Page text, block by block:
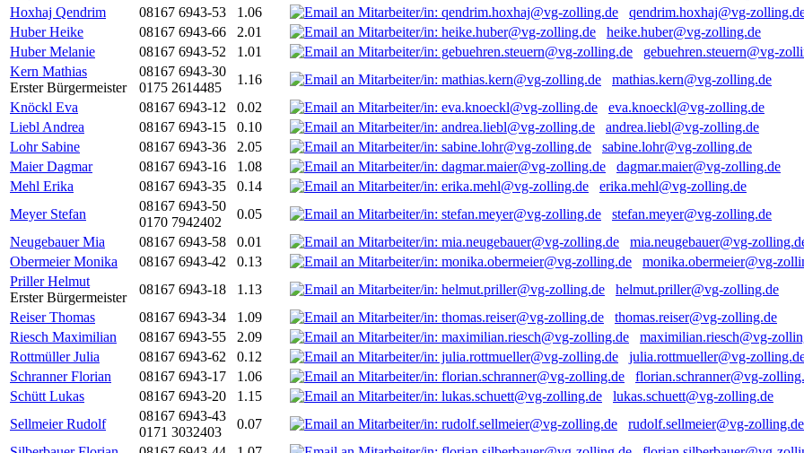
Hoxhaj Qendrim
08167 6943-53 1.06
qendrim.hoxhaj@vg-
Huber Heike
08167 6943-66 2.01
heike.huber@vg-zolling.de
Huber Melanie
08167 6943-52 1.01
gebuehren.steuern@vg-
Kern Mathias
Erster Bürgermeister
08167 6943-30
0175 2614485
1.16
mathias.kern@vg-zolling.de
Knöckl Eva
08167 6943-12 0.02
eva.knoeckl@vg-zolling.de
Liebl Andrea
08167 6943-15 0.10
andrea.liebl@vg-zolling.de
Lohr Sabine
08167 6943-36 2.05
sabine.lohr@vg-zolling.de
Maier Dagmar
08167 6943-16 1.08
dagmar.maier@vg-zolling.de
Mehl Erika
08167 6943-35 0.14
erika.mehl@vg-zolling.de
Meyer Stefan
08167 6943-50
0170 7942402
0.05
stefan.meyer@vg-zolling.de
Neugebauer Mia
08167 6943-58 0.01
mia.neugebauer@vg-
Obermeier Monika
08167 6943-42 0.13
monika.obermeier@vg-
Priller Helmut
Erster Bürgermeister
08167 6943-18 1.13
helmut.priller@vg-zolling.de
Reiser Thomas
08167 6943-34 1.09
thomas.reiser@vg-zolling.de
Riesch Maximilian
08167 6943-55 2.09
maximilian.riesch@vg-
Rottmüller Julia
08167 6943-62 0.12
julia.rottmueller@vg-
Schranner Florian
08167 6943-17 1.06
florian.schranner@vg-
Schütt Lukas
08167 6943-20 1.15
lukas.schuett@vg-zolling.de
Sellmeier Rudolf
08167 6943-43
0171 3032403
0.07
rudolf.sellmeier@vg-zolling.de